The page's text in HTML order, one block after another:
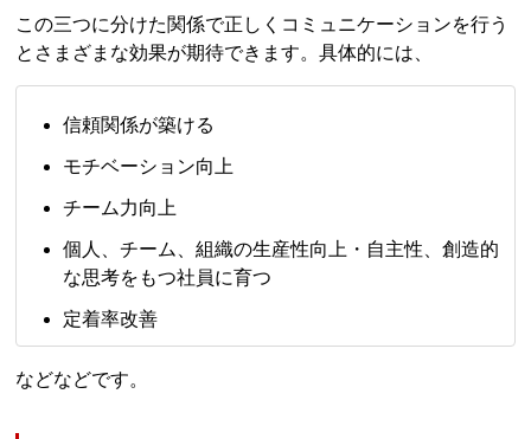
この三つに分けた関係で正しくコミュニケーションを行う
とさまざまな効果が期待できます。具体的には、
信頼関係が築ける
モチベーション向上
チーム力向上
個人、チーム、組織の生産性向上・自主性、創造的
な思考をもつ社員に育つ
定着率改善
などなどです。